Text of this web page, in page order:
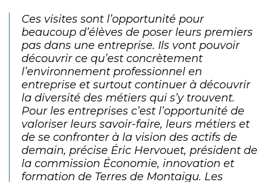
Ces visites sont l’opportunité pour
beaucoup d’élèves de poser leurs premiers
pas dans une entreprise. Ils vont pouvoir
découvrir ce qu’est concrètement
l’environnement professionnel en
entreprise et surtout continuer à découvrir
la diversité des métiers qui s’y trouvent.
Pour les entreprises c’est l’opportunité de
valoriser leurs savoir-faire, leurs métiers et
de se confronter à la vision des actifs de
demain, précise Éric Hervouet, président de
la commission Économie, innovation et
formation de Terres de Montaigu. Les